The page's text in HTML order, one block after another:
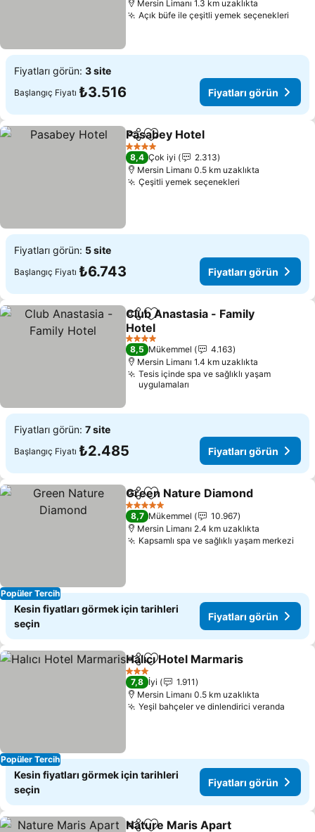
Mersin Limanı 1.3 km uzaklıkta
Açık büfe ile çeşitli yemek seçenekleri
Fiyatları görün: 3 site
Başlangıç Fiyatı ₺3.516 Fiyatları görün
PaylaşFavorilerime ekle
Pasabey Hotel
4 Yıldız
8,4 Çok iyi
2.313
Mersin Limanı 0.5 km uzaklıkta
Çeşitli yemek seçenekleri
Fiyatları görün: 5 site
Başlangıç Fiyatı ₺6.743 Fiyatları görün
PaylaşFavorilerime ekle
Club Anastasia - Family
Hotel
4 Yıldız
8,5 Mükemmel
4.163
Mersin Limanı 1.4 km uzaklıkta
Tesis içinde spa ve sağlıklı yaşam
uygulamaları
Fiyatları görün: 7 site
Başlangıç Fiyatı ₺2.485 Fiyatları görün
Popüler Tercih
PaylaşFavorilerime ekle
Green Nature Diamond
5 Yıldız
8,7 Mükemmel
10.967
Mersin Limanı 2.4 km uzaklıkta
Kapsamlı spa ve sağlıklı yaşam merkezi
Kesin fiyatları görmek için tarihleri
seçin
Fiyatları görün
Popüler Tercih
PaylaşFavorilerime ekle
Halıcı Hotel Marmaris
3 Yıldız
7,8 İyi
1.911
Mersin Limanı 0.5 km uzaklıkta
Yeşil bahçeler ve dinlendirici veranda
Kesin fiyatları görmek için tarihleri
seçin
Fiyatları görün
Nature Maris Apart